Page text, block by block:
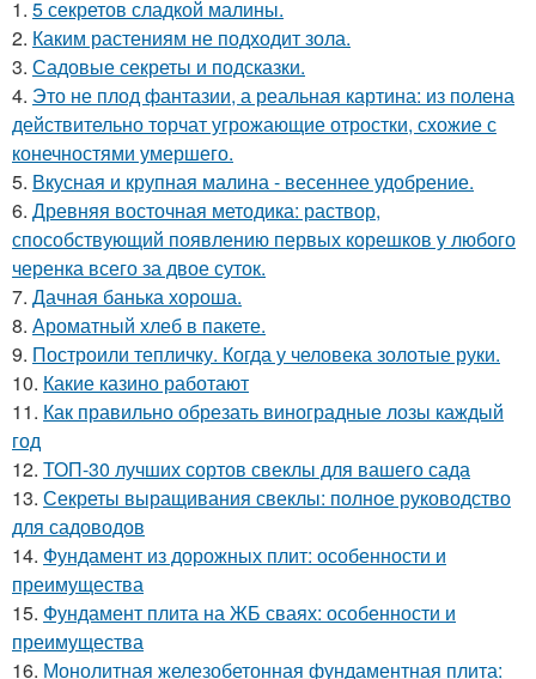
1. 5 секретов сладкой малины.
2. Каким растениям не подходит зола.
3. Садовые секреты и подсказки.
4. Это не плод фантазии, а реальная картина: из полена
действительно торчат угрожающие отростки, схожие с
конечностями умершего.
5. Вкусная и крупная малина - весеннее удобрение.
6. Древняя восточная методика: раствор,
способствующий появлению первых корешков у любого
черенка всего за двое суток.
7. Дачная банька хороша.
8. Ароматный хлеб в пакете.
9. Построили тепличку. Когда у человека золотые руки.
10. Какие казино работают
11. Как правильно обрезать виноградные лозы каждый
год
12. ТОП-30 лучших сортов свеклы для вашего сада
13. Секреты выращивания свеклы: полное руководство
для садоводов
14. Фундамент из дорожных плит: особенности и
преимущества
15. Фундамент плита на ЖБ сваях: особенности и
преимущества
16. Монолитная железобетонная фундаментная плита: